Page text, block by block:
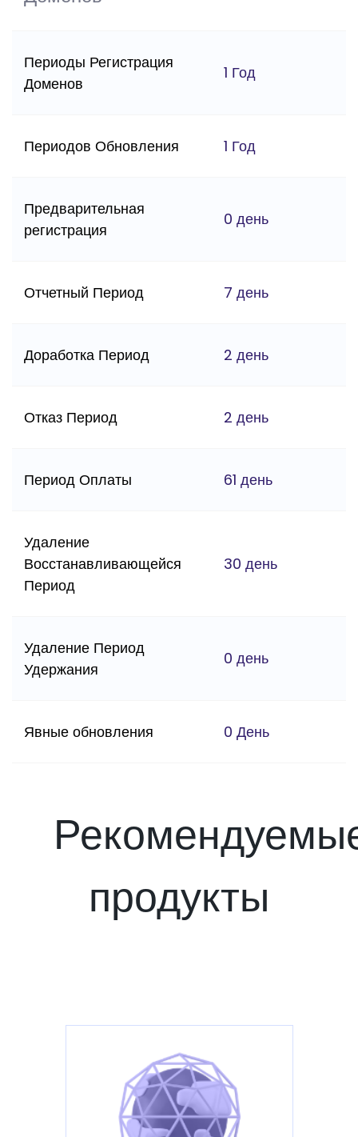
Периоды Регистрация
Доменов
1 Год
Периодов Обновления 1 Год
Предварительная
регистрация
0 день
Отчетный Период 7 день
Доработка Период 2 день
Отказ Период 2 день
Период Оплаты 61 день
Удаление
Восстанавливающейся
Период
30 день
Удаление Период
Удержания
0 день
Явные обновления 0 День
продукты